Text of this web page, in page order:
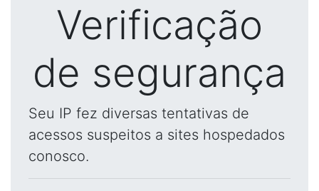
Verificação
de segurança
Seu IP fez diversas tentativas de
acessos suspeitos a sites hospedados
conosco.